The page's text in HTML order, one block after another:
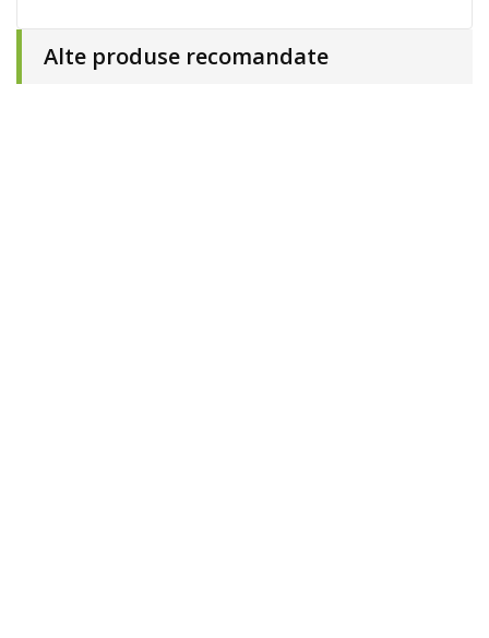
Alte produse recomandate